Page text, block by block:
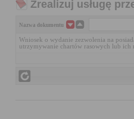
Zrealizuj usługę
Nazwa dokumentu
Wniosek o wydanie zezwolenia na
utrzymywanie chartów rasowych lub ich